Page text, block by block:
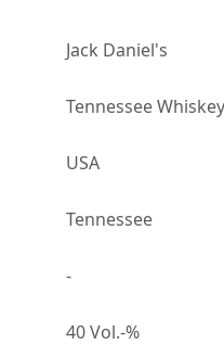
Jack Daniel's
Tennessee Whiskey
USA
Tennessee
-
40 Vol.-%